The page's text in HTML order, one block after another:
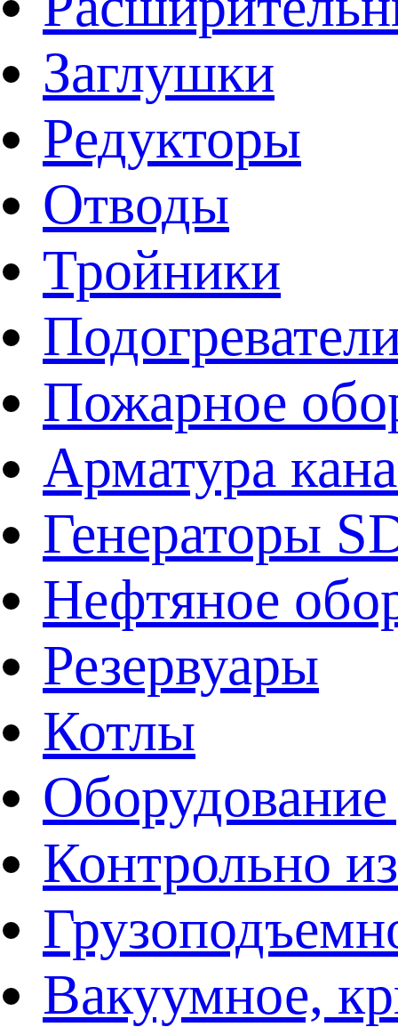
Заглушки
Редукторы
Отводы
Тройники
Пожарное
Арматура
Генераторы
Нефтяное
Резервуары
Котлы
Контрольно
Вакуумное,